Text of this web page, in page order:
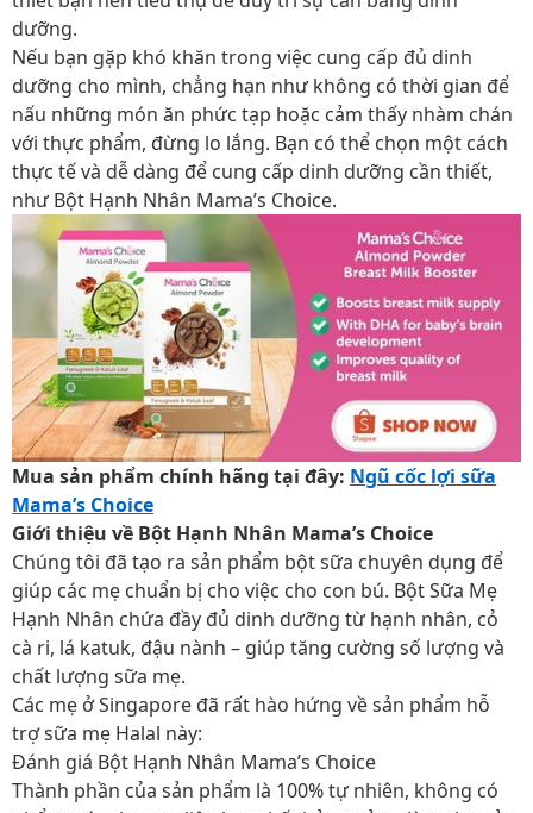
dưỡng.
Nếu bạn gặp khó khăn trong việc cung cấp đủ dinh
dưỡng cho mình, chẳng hạn như không có thời gian để
nấu những món ăn phức tạp hoặc cảm thấy nhàm chán
với thực phẩm, đừng lo lắng. Bạn có thể chọn một cách
thực tế và dễ dàng để cung cấp dinh dưỡng cần thiết,
như Bột Hạnh Nhân Mama’s Choice.
Mua sản phẩm chính hãng tại đây: Ngũ cốc lợi sữa
Mama’s Choice
Giới thiệu về Bột Hạnh Nhân Mama’s Choice
Chúng tôi đã tạo ra sản phẩm bột sữa chuyên dụng để
giúp các mẹ chuẩn bị cho việc cho con bú. Bột Sữa Mẹ
Hạnh Nhân chứa đầy đủ dinh dưỡng từ hạnh nhân, cỏ
cà ri, lá katuk, đậu nành – giúp tăng cường số lượng và
chất lượng sữa mẹ.
Các mẹ ở Singapore đã rất hào hứng về sản phẩm hỗ
trợ sữa mẹ Halal này:
Đánh giá Bột Hạnh Nhân Mama’s Choice
Thành phần của sản phẩm là 100% tự nhiên, không có